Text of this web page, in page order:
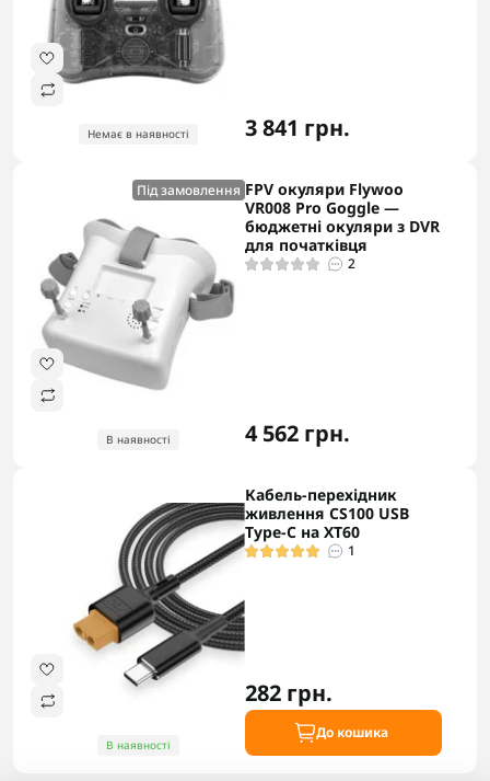
Немає в наявності 3 841 грн.
Під замовлення
В наявності
FPV окуляри Flywoo
VR008 Pro Goggle —
бюджетні окуляри з DVR
для початківця
2
4 562 грн.
В наявності
Кабель-перехідник
живлення CS100 USB
Type-C на XT60
1
282 грн.
До кошика